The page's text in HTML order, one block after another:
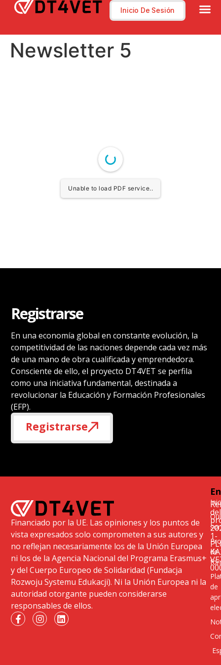
Inicio De Sesión
Newsletter 5
Unable to load PDF service..
Registrarse
En una economía global en constante evolución, la
competitividad de las naciones depende cada vez más
de una mano de obra cualificada y emprendedora.
Consciente de ello, el proyecto DT4VET se perfila
como una iniciativa fundamental, destinada a
revolucionar la Educación y Formación Profesionales
(EFP).
Registrarse
Financiado por la UE. Las opiniones y los puntos de
vista expresados solo comprometen a sus autores y
no reflejan necesariamente los de la Unión Europea
ni los de la Agencia Nacional del Programa Erasmus+
y del Cuerpo Europeo de Solidaridad (Fundacja
Rozwoju Systemu Edukacji). Ni la Unión Europea ni la
autoridad otorgante pueden considerarse
responsables de ellos.
de
de
del
1-